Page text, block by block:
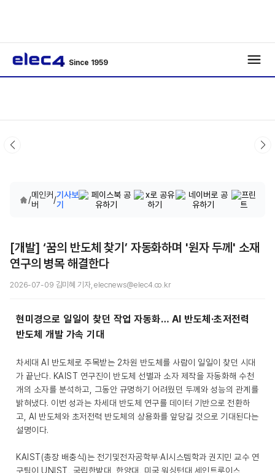
Since 1959
/메인커
버
/기사보
기
[개발] ‘꿈의 반도체 찾기’ 자동화하며 '원자 두께' 소재
연구의 병목 해결한다
2026-07-09 김미혜 기자, elecnews@elec4.co.kr
현미경으로 일일이 찾던 작업 자동화… AI 반도체·초저전력
반도체 개발 가속 기대
차세대 AI 반도체로 주목받는 2차원 반도체를 사람이 일일이 찾던 시대
가 끝난다. KAIST 연구진이 반도체 선별과 소자 제작을 자동화해 수천
개의 소자를 분석하고, 그동안 규명하기 어려웠던 두께와 성능의 관계를
밝혀냈다. 이번 성과는 차세대 반도체 연구를 데이터 기반으로 전환하
고, AI 반도체와 초저전력 반도체의 상용화를 앞당길 것으로 기대된다는
설명이다.
KAIST(총장 배충식)는 전기및전자공학부·AI시스템학과 권지민 교수 연
구팀이 UNIST, 국립한밭대, 한양대, 미국 워싱턴대 세인트루이스